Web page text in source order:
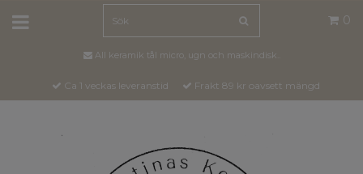
0
All keramik tål micro, ugn och maskindisk..
Ca 1 veckas leveranstid Frakt 89 kr oavsett mängd